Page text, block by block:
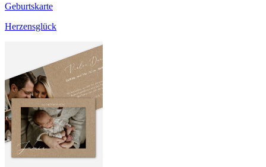
Geburtskarte
Herzensglück